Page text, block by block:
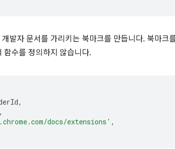
발자 문서를 가리키는 북마크를 만듭니다. 북마크
함수를 정의하지 않습니다.
,
,
docs/extensions' ,